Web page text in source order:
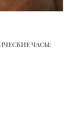
ЧАСЫ: